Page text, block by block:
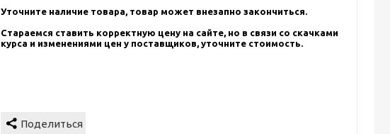
Уточните наличие товара, товар может внезапно закончиться.
Стараемся ставить корректную цену на сайте, но в связи со скачками
курса и изменениями цен у поставщиков, уточните стоимость.